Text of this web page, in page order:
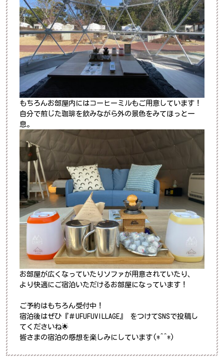
もちろんお部屋内にはコーヒーミルもご用意しています！
自分で煎じた珈琲を飲みながら外の景色をみてほっと一
息。
お部屋が広くなっていたりソファが用意されていたり、
より快適にご宿泊いただけるお部屋になっています！
ご予約はもちろん受付中！
宿泊後はぜひ『＃UFUFUVILLAGE』 をつけてSNSで投稿し
てくださいね🌟
皆さまの宿泊の感想を楽しみにしています(*^^*)